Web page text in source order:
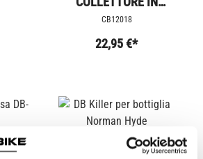
OTTONE
CB12018
22,95 €*